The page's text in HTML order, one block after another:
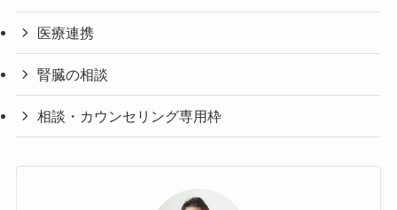
医療連携
腎臓の相談
相談・カウンセリング専用枠